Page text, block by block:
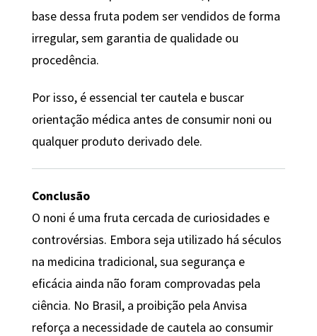
base dessa fruta podem ser vendidos de forma
irregular, sem garantia de qualidade ou
procedência.
Por isso, é essencial ter cautela e buscar
orientação médica antes de consumir noni ou
qualquer produto derivado dele.
Conclusão
O noni é uma fruta cercada de curiosidades e
controvérsias. Embora seja utilizado há séculos
na medicina tradicional, sua segurança e
eficácia ainda não foram comprovadas pela
ciência. No Brasil, a proibição pela Anvisa
reforça a necessidade de cautela ao consumir